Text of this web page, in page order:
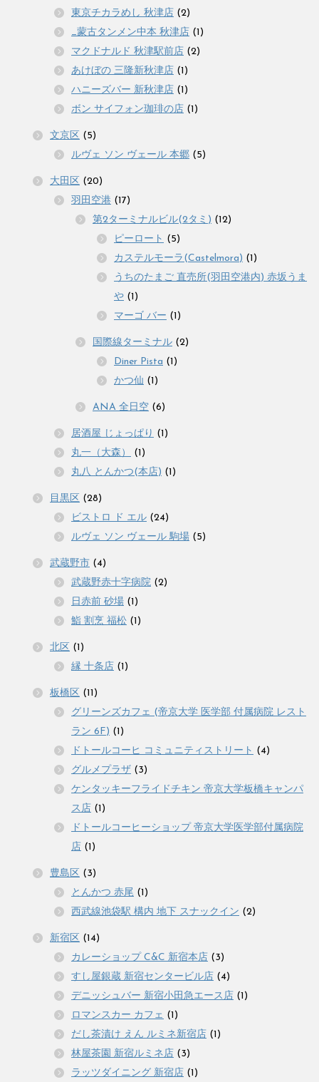
東京チカラめし 秋津店 (2)
_蒙古タンメン中本 秋津店 (1)
マクドナルド 秋津駅前店 (2)
あけぼの 三隆新秋津店 (1)
ハニーズバー 新秋津店 (1)
ボン サイフォン珈琲の店 (1)
文京区 (5)
ルヴェ ソン ヴェール 本郷 (5)
大田区 (20)
羽田空港 (17)
第2ターミナルビル(2タミ) (12)
ピーロート (5)
カステルモーラ(Castelmora) (1)
うちのたまご 直売所(羽田空港内) 赤坂うま
や (1)
マーゴ バー (1)
国際線ターミナル (2)
Diner Pista (1)
かつ仙 (1)
ANA 全日空 (6)
居酒屋 じょっぱり (1)
丸一（大森）
(1)
丸八 とんかつ(本店) (1)
目黒区 (28)
ビストロ ド エル (24)
ルヴェ ソン ヴェール 駒場 (5)
武蔵野市 (4)
武蔵野赤十字病院 (2)
日赤前 砂場 (1)
鮨 割烹 福松 (1)
北区 (1)
縁 十条店 (1)
板橋区 (11)
グリーンズカフェ (帝京大学 医学部 付属病院 レスト
ラン 6F) (1)
ドトールコーヒ コミュニティストリート (4)
グルメプラザ (3)
ケンタッキーフライドチキン 帝京大学板橋キャンパ
ス店 (1)
ドトールコーヒーショップ 帝京大学医学部付属病院
店 (1)
豊島区 (3)
とんかつ 赤尾 (1)
西武線池袋駅 構内 地下 スナックイン (2)
新宿区 (14)
カレーショップ C&C 新宿本店 (3)
すし屋銀蔵 新宿センタービル店 (4)
デニッシュバー 新宿小田急エース店 (1)
ロマンスカー カフェ (1)
だし茶漬け えん ルミネ新宿店 (1)
林屋茶園 新宿ルミネ店 (3)
ラッツダイニング 新宿店 (1)